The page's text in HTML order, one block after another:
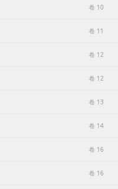
卷 10
卷 11
卷 12
卷 12
卷 13
卷 14
卷 16
卷 16